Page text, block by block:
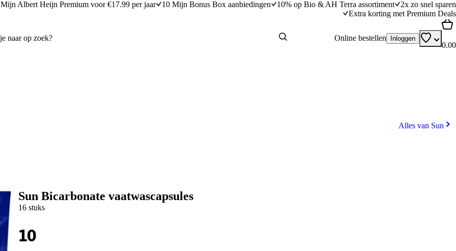
Mijn Albert Heijn Premium voor €17.99 per jaar 10 Mijn Bonus Box aanbiedingen 10% op Bio & AH Terra assortiment
2x zo snel sparen
Extra korting met Premium Deals
Online bestellen Inloggen
0.00
Alles van Sun
Sun Bicarbonate vaatwascapsules
16 stuks
10